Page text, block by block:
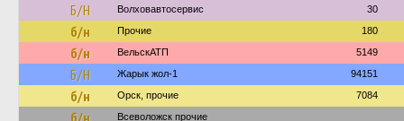
Б/Н Волховавтосервис 30
б/н Прочие 180
б/н ВельскАТП 5149
Б/Н Жарык жол-1 94151
б/н Орск, прочие 7084
б/н Всеволожск прочие